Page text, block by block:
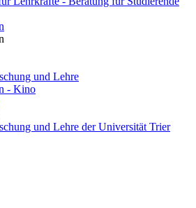
und Lehre
- Kino
und Lehre der Universität Trier